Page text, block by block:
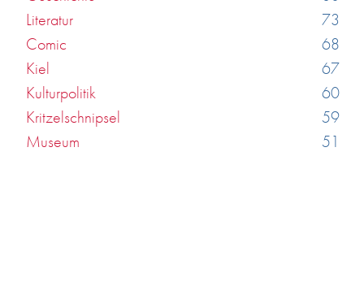
Literatur
73
Comic
68
Kiel
67
Kulturpolitik
60
Kritzelschnipsel
59
Museum
51